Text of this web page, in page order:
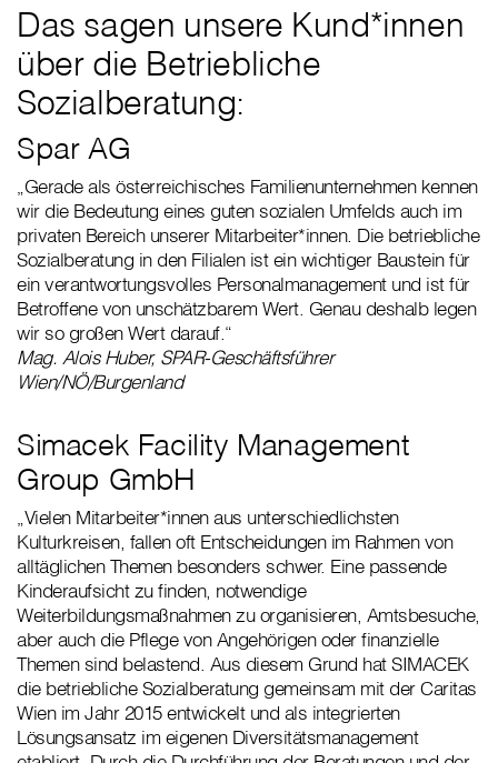
Das sagen unsere Kund*innen
über die Betriebliche
Sozialberatung:
Spar AG
„Gerade als österreichisches Familienunternehmen kennen
wir die Bedeutung eines guten sozialen Umfelds auch im
privaten Bereich unserer Mitarbeiter*innen. Die betriebliche
Sozialberatung in den Filialen ist ein wichtiger Baustein für
ein verantwortungsvolles Personalmanagement und ist für
Betroffene von unschätzbarem Wert. Genau deshalb legen
wir so großen Wert darauf.“
Mag. Alois Huber, SPAR-Geschäftsführer
Wien/NÖ/Burgenland
Simacek Facility Management
Group GmbH
„Vielen Mitarbeiter*innen aus unterschiedlichsten
Kulturkreisen, fallen oft Entscheidungen im Rahmen von
alltäglichen Themen besonders schwer. Eine passende
Kinderaufsicht zu finden, notwendige
Weiterbildungsmaßnahmen zu organisieren, Amtsbesuche,
aber auch die Pflege von Angehörigen oder finanzielle
Themen sind belastend. Aus diesem Grund hat SIMACEK
die betriebliche Sozialberatung gemeinsam mit der Caritas
Wien im Jahr 2015 entwickelt und als integrierten
Lösungsansatz im eigenen Diversitätsmanagement